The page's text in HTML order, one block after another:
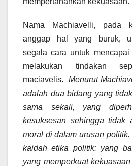
Nama Machiavelli, pada
anggap hal yang buruk,
segala cara untuk
melakukan tindakan
maciavelis. Menurut
adalah dua bidang yang
sama sekali, yang
kesuksesan sehingga tidak
moral di dalam urusan
kaidah etika politik: yang
yang memperkuat